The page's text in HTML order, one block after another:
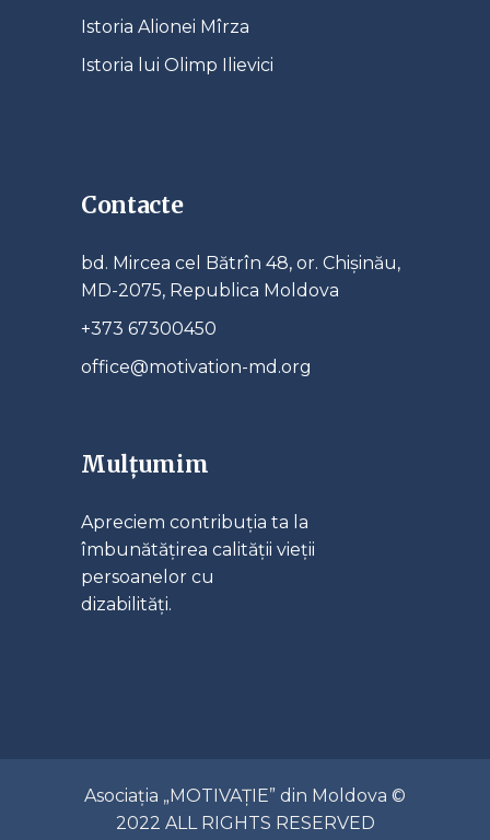
Istoria Alionei Mîrza
Istoria lui Olimp Ilievici
Contacte
bd. Mircea cel Bătrîn 48, or. Chișinău,
MD-2075, Republica Moldova
+373 67300450
office@motivation-md.org
Mulțumim
Apreciem contribuția ta la
îmbunătățirea calității vieții
persoanelor cu
dizabilități.
Asociația „MOTIVAȚIE” din Moldova ©
2022 ALL RIGHTS RESERVED